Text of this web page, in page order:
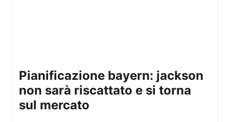
pianificazione bayern: jackson
non sarà riscattato e si torna
sul mercato